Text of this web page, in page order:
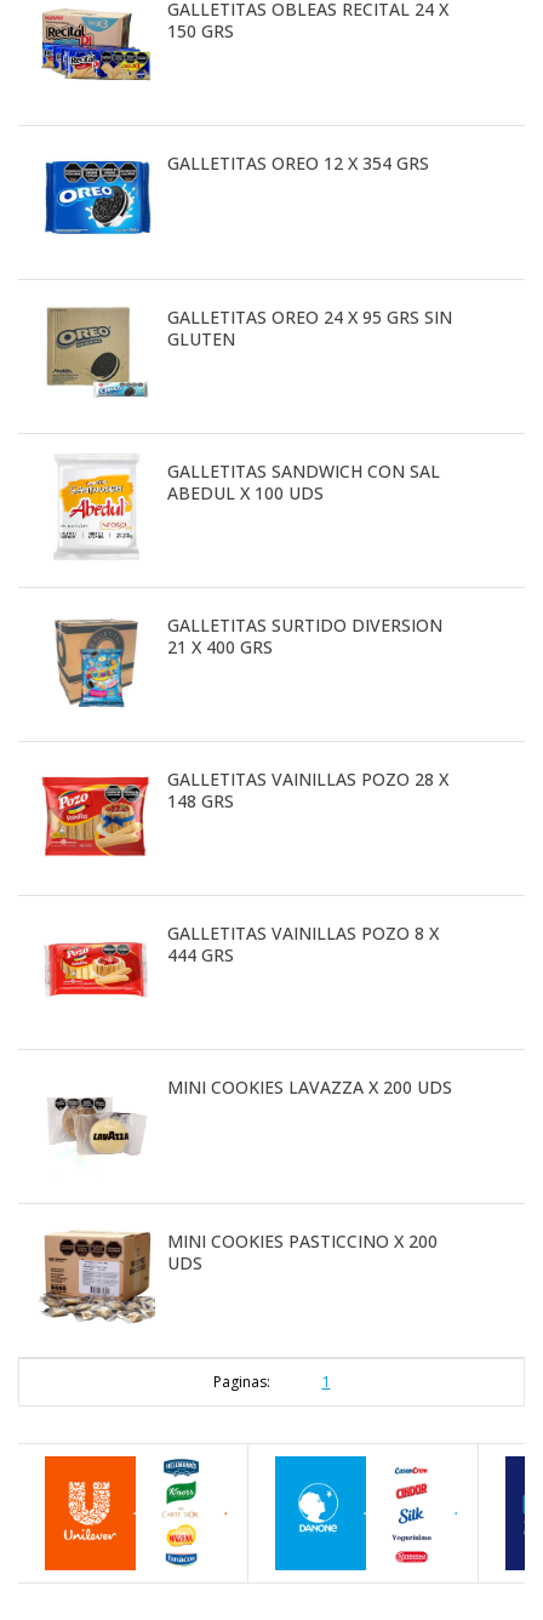
GALLETITAS OBLEAS RECITAL 24 X
150 GRS
GALLETITAS OREO 12 X 354 GRS
GALLETITAS OREO 24 X 95 GRS SIN
GLUTEN
GALLETITAS SANDWICH CON SAL
ABEDUL X 100 UDS
GALLETITAS SURTIDO DIVERSION
21 X 400 GRS
GALLETITAS VAINILLAS POZO 28 X
148 GRS
GALLETITAS VAINILLAS POZO 8 X
444 GRS
MINI COOKIES LAVAZZA X 200 UDS
MINI COOKIES PASTICCINO X 200
UDS
Paginas: 1